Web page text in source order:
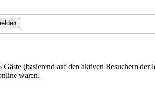
(basierend auf den aktiven Besuchern der
waren.